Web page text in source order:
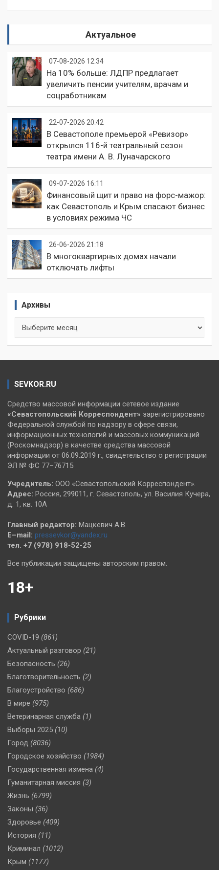
Актуальное
07-08-2026 12:34
На 10% больше: ЛДПР предлагает
увеличить пенсии учителям, врачам и
соцработникам
22-07-2026 20:42
В Севастополе премьерой «Ревизор»
открылся 116-й театральный сезон
театра имени А. В. Луначарского
09-07-2026 16:11
Финансовый щит и право на форс-мажор:
как Севастополь и Крым спасают бизнес
в условиях режима ЧС
26-06-2026 21:18
В многоквартирных домах начали
отключать лифты
Архивы
SEVKOR.RU
Средство массовой информации сетевое издание
«Севастопольский Корреспондент» зарегистрировано
Федеральной службой по надзору в сфере связи,
информационных технологий и массовых коммуникаций
(Роскомнадзор) в качестве средства массовой
информации от 06.09.2019 г., свидетельство о регистрации
ЭЛ № ФС 77–76715
Учредитель: ООО «Севастопольский Корреспондент».
Адрес: Россия, 299011, г. Севастополь, ул. Василия Кучера,
д. 1, кв. 10А
Главный редактор: Мацкевич А.В.
E–mail: pressevkor@yandex.ru
тел. +7 (978) 918-52-25
Все публикации защищены авторским правом.
18+
Рубрики
COVID-19 (861)
Актуальный разговор (21)
Безопасность (26)
Благотворительность (2)
Благоустройство (686)
В мире (975)
Ветеринарная служба (1)
Выборы 2025 (10)
Город (8036)
Городское хозяйство (1984)
Государственная измена (4)
Гуманитарная миссия (3)
Жизнь (6799)
Законы (36)
Здоровье (409)
История (11)
Криминал (1012)
Крым (1177)